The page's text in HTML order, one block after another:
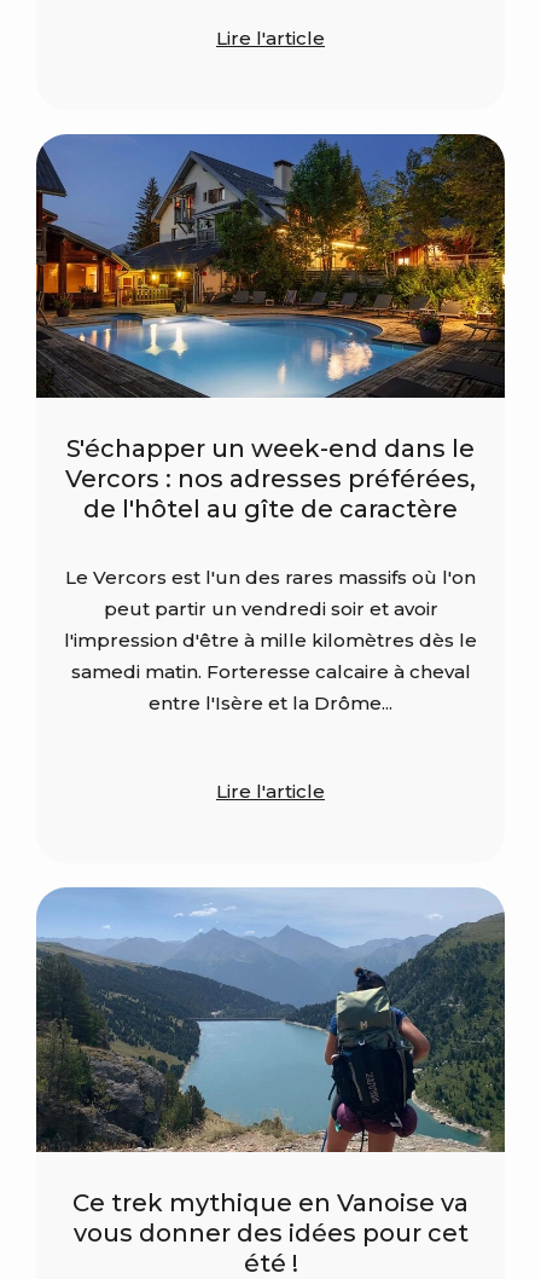
Lire l'article
S'échapper un week-end dans le
Vercors : nos adresses préférées,
de l'hôtel au gîte de caractère
Le Vercors est l'un des rares massifs où l'on
peut partir un vendredi soir et avoir
l'impression d'être à mille kilomètres dès le
samedi matin. Forteresse calcaire à cheval
entre l'Isère et la Drôme...
Lire l'article
Ce trek mythique en Vanoise va
vous donner des idées pour cet
été !